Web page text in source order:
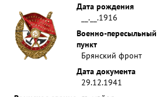
Дата рождения
__.__.1916
Военно-пересыльный
пункт
Брянский фронт
Дата документа
29.12.1941